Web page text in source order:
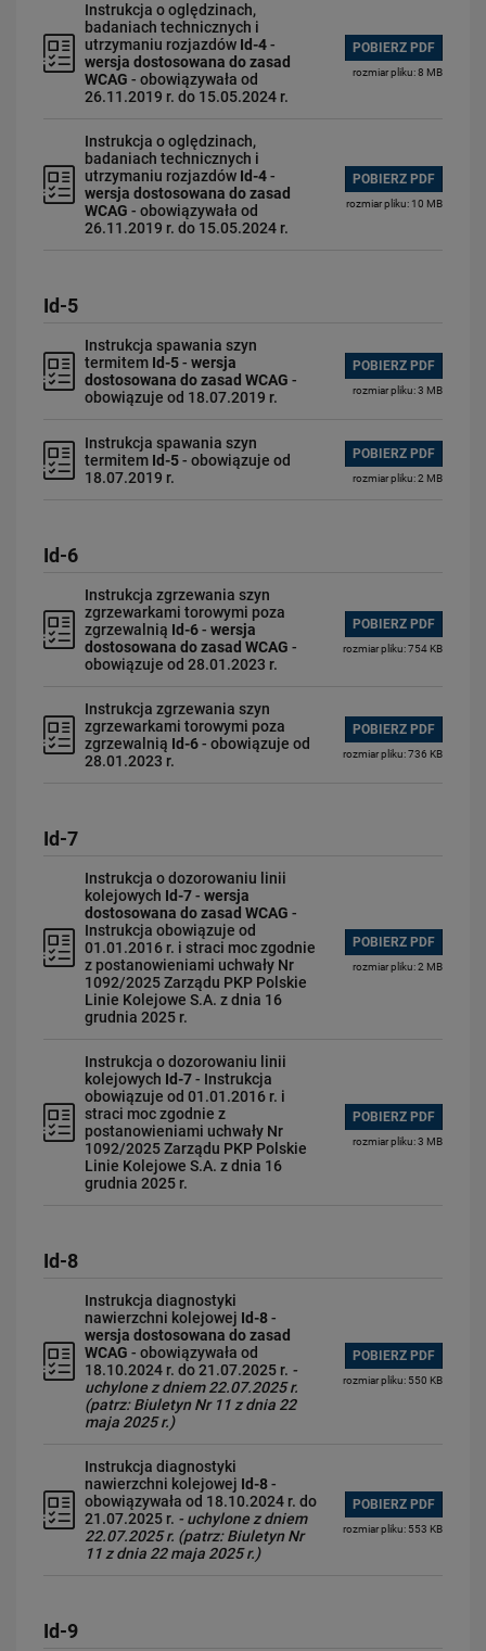
Instrukcja o oględzinach,
badaniach technicznych i
utrzymaniu rozjazdów Id-4-
wersja dostosowana do zasad
WCAG - obowiązywała od
26.11.2019 r. do 15.05.2024 r.
POBIERZ PDF
rozmiar pliku: 8 MB
Instrukcja o oględzinach,
badaniach technicznych i
utrzymaniu rozjazdów Id-4-
wersja dostosowana do zasad
WCAG - obowiązywała od
26.11.2019 r. do 15.05.2024 r.
POBIERZ PDF
rozmiar pliku: 10 MB
Id-5
Instrukcja spawania szyn
termitem Id-5- wersja
dostosowana do zasad WCAG -
obowiązuje od 18.07.2019 r.
POBIERZ PDF
rozmiar pliku: 3 MB
Instrukcja spawania szyn
termitem Id-5- obowiązuje od
18.07.2019 r.
POBIERZ PDF
rozmiar pliku: 2 MB
Id-6
Instrukcja zgrzewania szyn
zgrzewarkami torowymi poza
zgrzewalnią Id-6- wersja
dostosowana do zasad WCAG -
obowiązuje od 28.01.2023 r.
POBIERZ PDF
rozmiar pliku: 754 KB
Instrukcja zgrzewania szyn
zgrzewarkami torowymi poza
zgrzewalnią Id-6- obowiązuje od
28.01.2023 r.
POBIERZ PDF
rozmiar pliku: 736 KB
Id-7
Instrukcja o dozorowaniu linii
kolejowych Id-7- wersja
dostosowana do zasad WCAG -
Instrukcja obowiązuje od
01.01.2016 r. i straci moc zgodnie
z postanowieniami uchwały Nr
1092/2025 Zarządu PKP Polskie
Linie Kolejowe S.A. z dnia 16
grudnia 2025 r.
POBIERZ PDF
rozmiar pliku: 2 MB
Instrukcja o dozorowaniu linii
kolejowych Id-7- Instrukcja
obowiązuje od 01.01.2016 r. i
straci moc zgodnie z
postanowieniami uchwały Nr
1092/2025 Zarządu PKP Polskie
Linie Kolejowe S.A. z dnia 16
grudnia 2025 r.
POBIERZ PDF
rozmiar pliku: 3 MB
Id-8
Instrukcja diagnostyki
nawierzchni kolejowej Id-8-
wersja dostosowana do zasad
WCAG - obowiązywała od
18.10.2024 r. do 21.07.2025 r. -
uchylone z dniem 22.07.2025 r.
(patrz: Biuletyn Nr 11 z dnia 22
maja 2025 r.)
POBIERZ PDF
rozmiar pliku: 550 KB
Instrukcja diagnostyki
nawierzchni kolejowej Id-8-
obowiązywała od 18.10.2024 r. do
21.07.2025 r. - uchylone z dniem
22.07.2025 r. (patrz: Biuletyn Nr
11 z dnia 22 maja 2025 r.)
POBIERZ PDF
rozmiar pliku: 553 KB
Id-9